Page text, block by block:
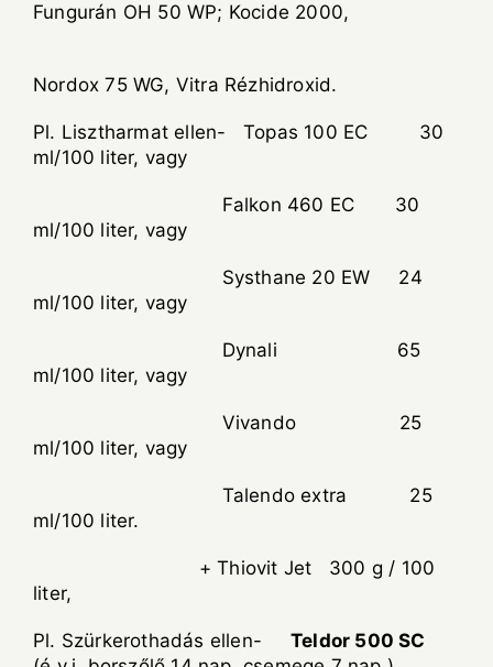
Fungurán OH 50 WP; Kocide 2000,
Nordox 75 WG, Vitra Rézhidroxid.
Pl. Lisztharmat ellen- Topas 100 EC 30
ml/100 liter, vagy
Falkon 460 EC 30
ml/100 liter, vagy
Systhane 20 EW 24
ml/100 liter, vagy
Dynali 65
ml/100 liter, vagy
Vivando 25
ml/100 liter, vagy
Talendo extra 25
ml/100 liter.
+ Thiovit Jet 300 g / 100
liter,
Pl. Szürkerothadás ellen- Teldor 500 SC